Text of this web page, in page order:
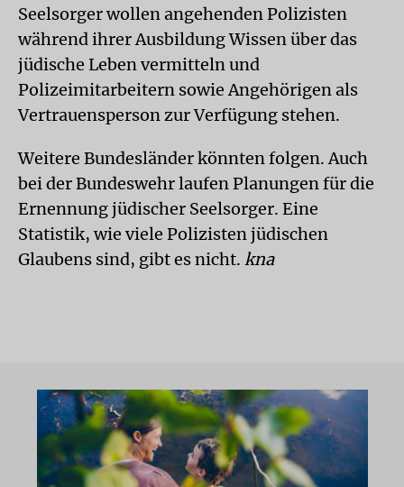
Seelsorger wollen angehenden Polizisten
während ihrer Ausbildung Wissen über das
jüdische Leben vermitteln und
Polizeimitarbeitern sowie Angehörigen als
Vertrauensperson zur Verfügung stehen.
Weitere Bundesländer könnten folgen. Auch
bei der Bundeswehr laufen Planungen für die
Ernennung jüdischer Seelsorger. Eine
Statistik, wie viele Polizisten jüdischen
Glaubens sind, gibt es nicht. kna